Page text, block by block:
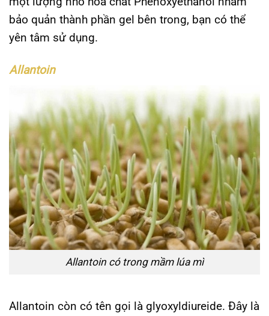
bảo quản thành phần gel bên trong, bạn có thể
yên tâm sử dụng.
Allantoin
Allantoin có trong mầm lúa mì
Allantoin còn có tên gọi là glyoxyldiureide. Đây là